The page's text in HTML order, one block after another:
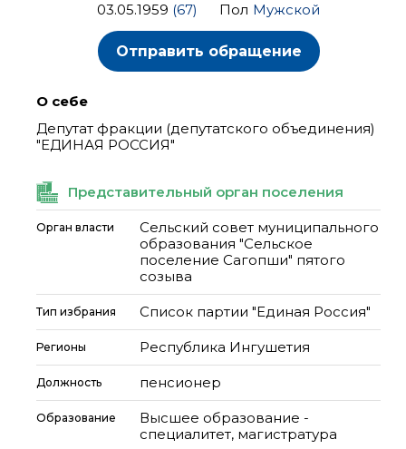
03.05.1959 (67) Пол Мужской
Отправить обращение
О себе
Депутат фракции (депутатского объединения)
"ЕДИНАЯ РОССИЯ"
Представительный орган поселения
Орган власти
Сельский совет муниципального
образования "Сельское
поселение Сагопши" пятого
созыва
Тип избрания Список партии "Единая Россия"
Регионы Республика Ингушетия
Должность пенсионер
Образование
Высшее образование -
специалитет, магистратура